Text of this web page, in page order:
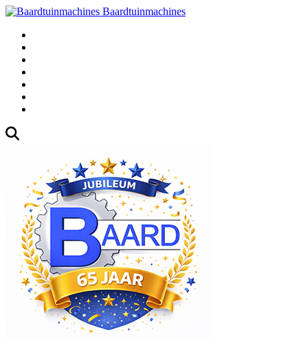
Baardtuinmachines